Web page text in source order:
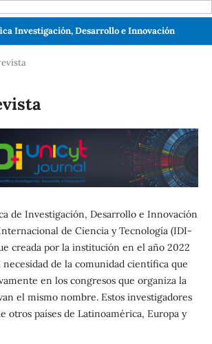
Investigación, Desarrollo e Innovación
de Investigación, Desarrollo e Innovación
de Ciencia y Tecnología (IDI-
creada por la institución en el año 2022
necesidad de la comunidad científica que
en los congresos que organiza la
el mismo nombre. Estos investigadores
otros países de Latinoamérica, Europa y